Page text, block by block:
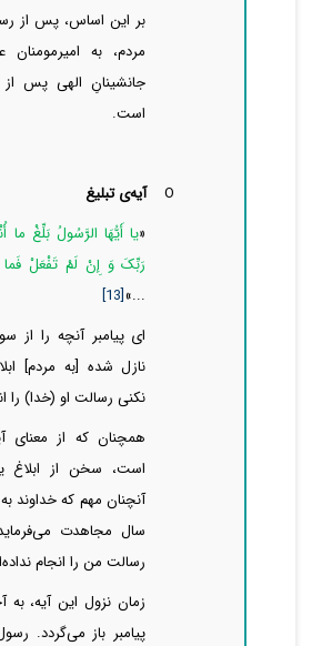
بر این اساس، پس از
مردم، به
جانشینانِ الهی پس از
است.
O
آیه‌ی تبلیغ
«یا أَیُّهَا الرَّسُولُ بَلِّغْ
رَبِّکَ وَ إِنْ لَمْ تَفْعَلْ فَما
...»
[13]
ای پیامبر آنچه را از
نازل شده [به مردم]
نکنی رسالت او (خدا) را
همچنان که از
است، سخن از ابلاغ
سال مجاهدت
رسالت من را انجام
زمان نزول این آیه،
پیامبر باز می‌گردد.